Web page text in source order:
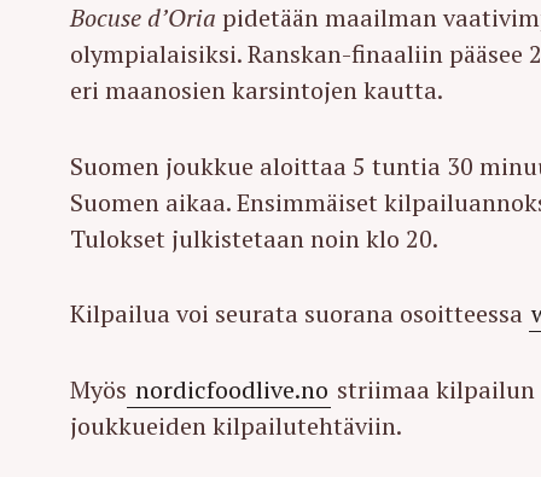
Bocuse d’Oria pidetään maailman
olympialaisiksi. Ranskan-finaaliin
eri maanosien karsintojen kautta.
Suomen joukkue aloittaa 5 tuntia 30
Suomen aikaa. Ensimmäiset
Tulokset julkistetaan noin klo 20.
Kilpailua voi seurata suorana osoitteessa
Myös nordicfoodlive.no striimaa kilpailun
joukkueiden kilpailutehtäviin.